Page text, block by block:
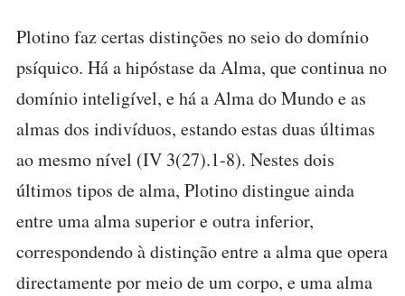
Plotino faz certas distinções no seio do domínio
psíquico. Há a hipóstase da Alma, que continua no
domínio inteligível, e há a Alma do Mundo e as
almas dos indivíduos, estando estas duas últimas
ao mesmo nível (IV 3(27).1-8). Nestes dois
últimos tipos de alma, Plotino distingue ainda
entre uma alma superior e outra inferior,
correspondendo à distinção entre a alma que opera
directamente por meio de um corpo, e uma alma